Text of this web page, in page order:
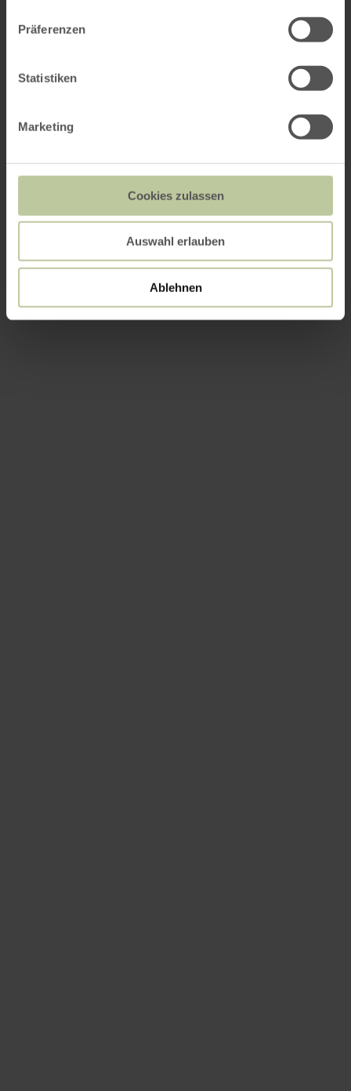
Präferenzen
Statistiken
Marketing
Cookies zulassen
Auswahl erlauben
Ablehnen